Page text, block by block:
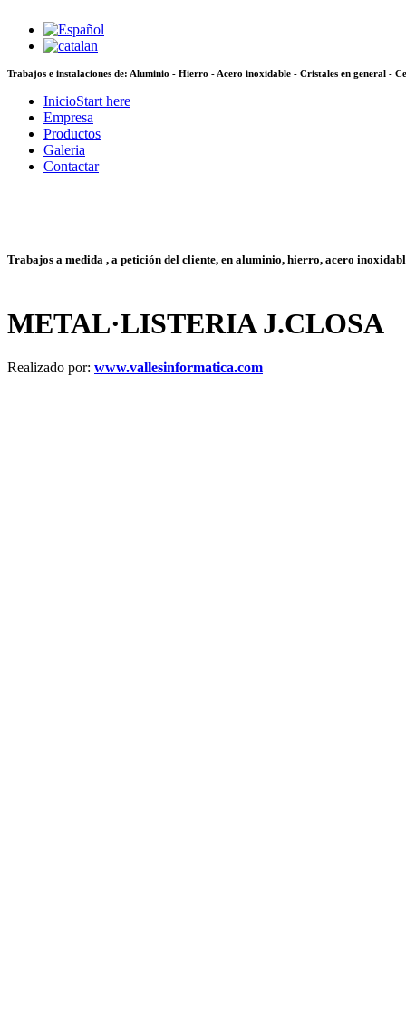
Trabajos e instalaciones de: Aluminio - Hierro - Acero inoxidable - Cristales en general -
InicioStart here
Empresa
Productos
Galeria
Contactar
Trabajos a medida , a petición del cliente, en aluminio, hierro, acero
METAL·LISTERIA J.CLOSA
Realizado por: www.vallesinformatica.com